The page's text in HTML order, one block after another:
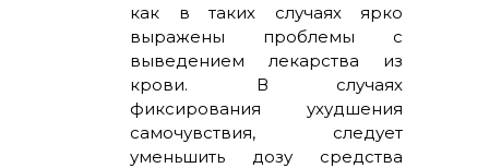
как в таких случаях ярко
выражены проблемы с
выведением лекарства из
крови. В случаях
фиксирования ухудшения
самочувствия, следует
уменьшить дозу средства